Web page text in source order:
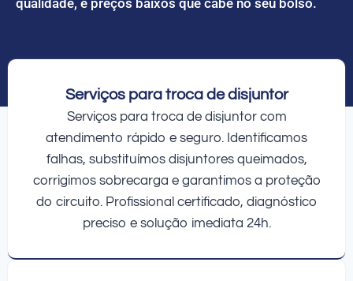
Serviços para troca de disjuntor
Serviços para troca de disjuntor com
atendimento rápido e seguro. Identificamos
falhas, substituímos disjuntores queimados,
corrigimos sobrecarga e garantimos a proteção
do circuito. Profissional certificado, diagnóstico
preciso e solução imediata 24h.